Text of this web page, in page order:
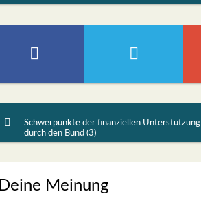
Schwerpunkte der finanziellen Unterstützung
durch den Bund (3)
Deine Meinung